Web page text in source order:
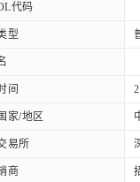
代码
型
间
家/地区
易所
商